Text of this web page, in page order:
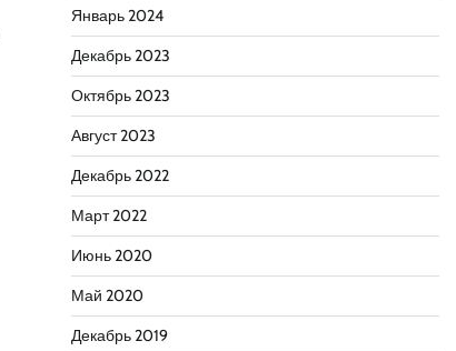
Январь 2024
Декабрь 2023
Октябрь 2023
Август 2023
Декабрь 2022
Март 2022
Июнь 2020
Май 2020
Декабрь 2019